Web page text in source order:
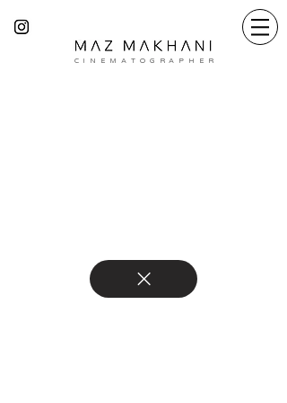
C I N E M A T O G R A P H E R